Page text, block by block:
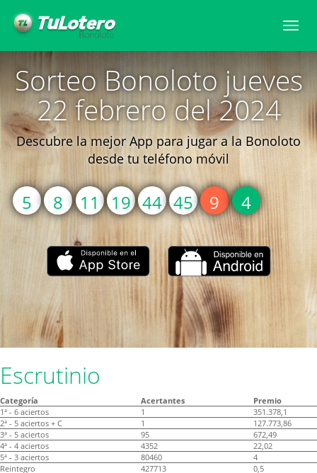
Sorteo Bonoloto jueves
22 febrero del 2024
Descubre la mejor App para jugar a la Bonoloto
desde tu teléfono móvil
5 8 11 19 44 45 9 4
Escrutinio
Categoría Acertantes
Premio
1ª - 6 aciertos
1
351.378,1
2ª - 5 aciertos + C
1
127.773,86
3ª - 5 aciertos
95
672,49
4ª - 4 aciertos
4352
22,02
5ª - 3 aciertos
80460
4
Reintegro
427713 0,5